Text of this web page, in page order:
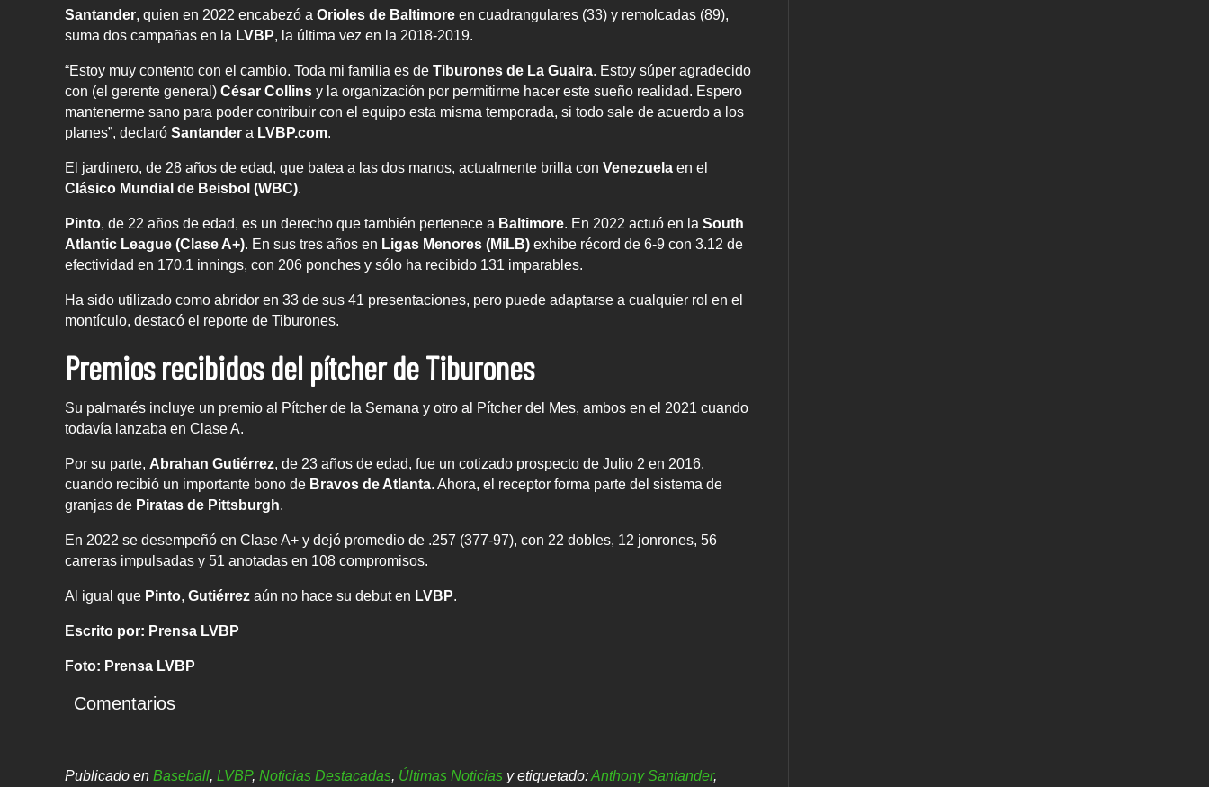
Santander, quien en 2022 encabezó a Orioles de Baltimore en cuadrangulares (33) y remolcadas (89),
suma dos campañas en la LVBP, la última vez en la 2018-2019.
“Estoy muy contento con el cambio. Toda mi familia es de Tiburones de La Guaira. Estoy súper agradecido
con (el gerente general) César Collins y la organización por permitirme hacer este sueño realidad. Espero
mantenerme sano para poder contribuir con el equipo esta misma temporada, si todo sale de acuerdo a los
planes”, declaró Santander a LVBP.com.
El jardinero, de 28 años de edad, que batea a las dos manos, actualmente brilla con Venezuela en el
Clásico Mundial de Beisbol (WBC).
Pinto, de 22 años de edad, es un derecho que también pertenece a Baltimore. En 2022 actuó en la South
Atlantic League (Clase A+). En sus tres años en Ligas Menores (MiLB) exhibe récord de 6-9 con 3.12 de
efectividad en 170.1 innings, con 206 ponches y sólo ha recibido 131 imparables.
Ha sido utilizado como abridor en 33 de sus 41 presentaciones, pero puede adaptarse a cualquier rol en el
montículo, destacó el reporte de Tiburones.
Premios recibidos del pítcher de Tiburones
Su palmarés incluye un premio al Pítcher de la Semana y otro al Pítcher del Mes, ambos en el 2021 cuando
todavía lanzaba en Clase A.
Por su parte, Abrahan Gutiérrez, de 23 años de edad, fue un cotizado prospecto de Julio 2 en 2016,
cuando recibió un importante bono de Bravos de Atlanta. Ahora, el receptor forma parte del sistema de
granjas de Piratas de Pittsburgh.
En 2022 se desempeñó en Clase A+ y dejó promedio de .257 (377-97), con 22 dobles, 12 jonrones, 56
carreras impulsadas y 51 anotadas en 108 compromisos.
Al igual que Pinto, Gutiérrez aún no hace su debut en LVBP.
Escrito por: Prensa LVBP
Foto: Prensa LVBP
Comentarios
Publicado en Baseball, LVBP, Noticias Destacadas, Últimas Noticias y etiquetado:Anthony Santander,